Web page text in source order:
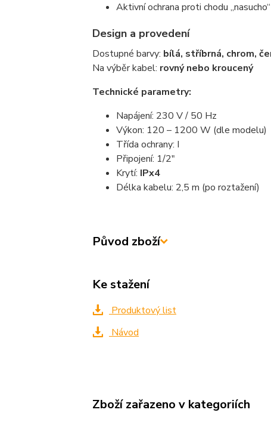
Aktivní ochrana proti chodu „nasucho“
Design a provedení
Dostupné barvy: bílá, stříbrná, chrom,
Na výběr kabel: rovný nebo kroucený
Technické parametry:
Napájení: 230 V / 50 Hz
Výkon: 120 – 1200 W (dle modelu)
Třída ochrany: I
Připojení: 1/2"
Krytí: IPx4
Délka kabelu: 2,5 m (po roztažení)
Původ zboží
Ke stažení
Produktový list
Návod
Zboží zařazeno v kategoriích